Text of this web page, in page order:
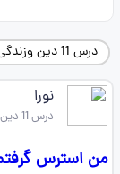
درس 11 دین وزندگی دوازدهم انسانی
نورا
درس 11 دین وزندگی دوازدهم انسانی
من استرس